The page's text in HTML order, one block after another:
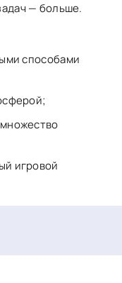
— больше.
способами
игровой